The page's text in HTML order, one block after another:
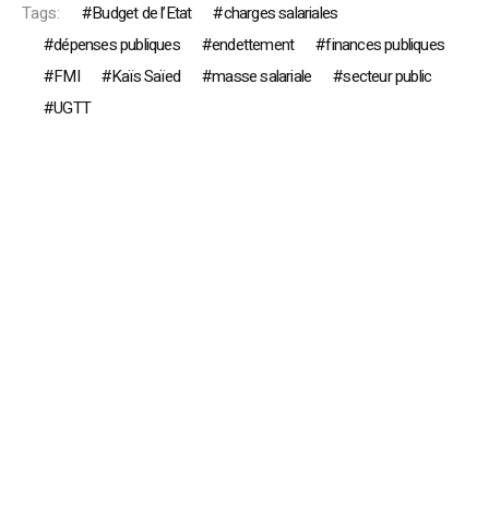
Tags: Budget de l’Etat
charges salariales
dépenses publiques
endettement
finances publiques
FMI
Kaïs Saïed masse salariale
secteur public
UGTT